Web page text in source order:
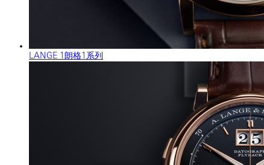
LANGE 1朗格1系列